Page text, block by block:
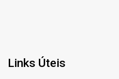
Links Úteis